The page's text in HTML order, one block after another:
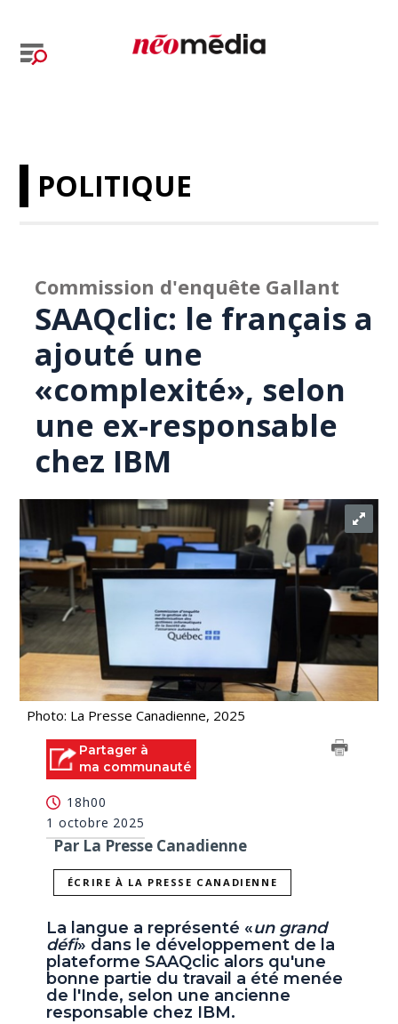
POLITIQUE
Commission d'enquête Gallant
SAAQclic: le français a
ajouté une
«complexité», selon
une ex-responsable
chez IBM
Photo: La Presse Canadienne, 2025
Partager à
ma communauté
18h00
1 octobre 2025
Par La Presse Canadienne
ÉCRIRE À LA PRESSE CANADIENNE
La langue a représenté «un grand
défi» dans le développement de la
plateforme SAAQclic alors qu'une
bonne partie du travail a été menée
de l'Inde, selon une ancienne
responsable chez IBM.